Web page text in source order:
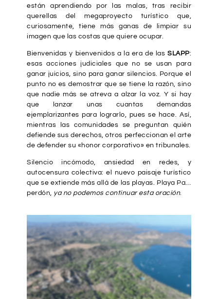
están aprendiendo por las malas, tras recibir
querellas del megaproyecto turístico que,
curiosamente, tiene más ganas de limpiar su
imagen que las costas que quiere ocupar.
Bienvenidas y bienvenidos a la era de las SLAPP:
esas acciones judiciales que no se usan para
ganar juicios, sino para ganar silencios. Porque el
punto no es demostrar que se tiene la razón, sino
que nadie más se atreva a alzar la voz. Y si hay
que lanzar unas cuantas demandas
ejemplarizantes para lograrlo, pues se hace. Así,
mientras las comunidades se preguntan quién
defiende sus derechos, otros perfeccionan el arte
de defender su «honor corporativo» en tribunales.
Silencio incómodo, ansiedad en redes, y
autocensura colectiva: el nuevo paisaje turístico
que se extiende más allá de las playas. Playa Pa…
perdón, ya no podemos continuar esta oración.